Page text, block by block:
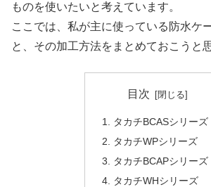
ものを使いたいと考えています。
ここでは、私が主に使っている防水ケ
と、その加工方法をまとめておこうと
目次
タカチBCASシリーズ
タカチWPシリーズ
タカチBCAPシリーズ
タカチWHシリーズ